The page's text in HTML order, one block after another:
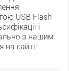
USB Flash
і
з нашим
сайті: